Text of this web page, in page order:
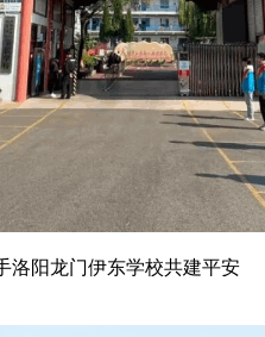
洛阳龙门伊东学校共建平安